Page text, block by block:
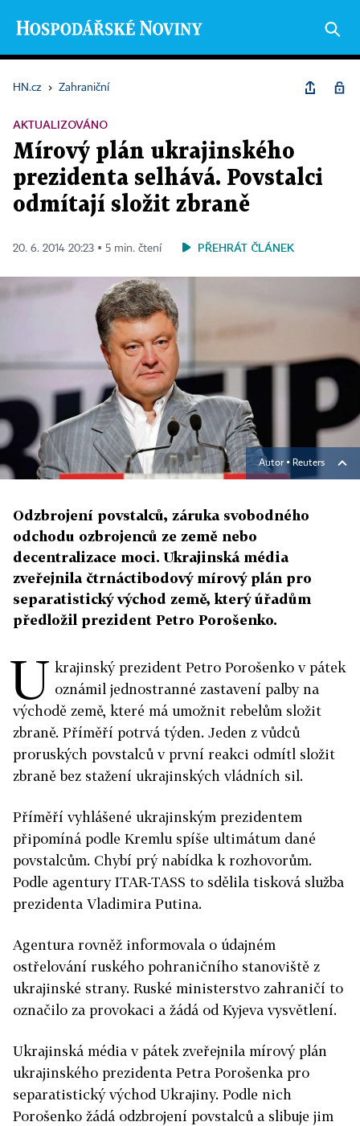
HN.cz › Zahraniční
AKTUALIZOVÁNO
Mírový plán ukrajinského
prezidenta selhává. Povstalci
odmítají složit zbraně
20. 6. 2014 20:23 ▪ 5 min. čtení PŘEHRÁT ČLÁNEK
Autor ▪ Reuters
Odzbrojení povstalců, záruka svobodného
odchodu ozbrojenců ze země nebo
decentralizace moci. Ukrajinská média
zveřejnila čtrnáctibodový mírový plán pro
separatistický východ země, který úřadům
předložil prezident Petro Porošenko.
U krajinský prezident Petro Porošenko v pátek
oznámil jednostranné zastavení palby na
východě země, které má umožnit rebelům složit
zbraně. Příměří potrvá týden. Jeden z vůdců
proruských povstalců v první reakci odmítl složit
zbraně bez stažení ukrajinských vládních sil.
Příměří vyhlášené ukrajinským prezidentem
připomíná podle Kremlu spíše ultimátum dané
povstalcům. Chybí prý nabídka k rozhovorům.
Podle agentury ITAR-TASS to sdělila tisková služba
prezidenta Vladimira Putina.
Agentura rovněž informovala o údajném
ostřelování ruského pohraničního stanoviště z
ukrajinské strany. Ruské ministerstvo zahraničí to
označilo za provokaci a žádá od Kyjeva vysvětlení.
Ukrajinská média v pátek zveřejnila mírový plán
ukrajinského prezidenta Petra Porošenka pro
separatistický východ Ukrajiny. Podle nich
Porošenko žádá odzbrojení povstalců a slibuje jim